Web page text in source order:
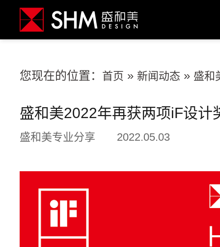
您现在的位置： 首页 » 新闻动态 » 盛和
盛和美2022年再获两项iF设计
盛和美专业分享 2022.05.03